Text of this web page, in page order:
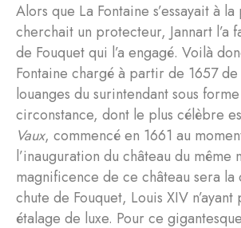
Alors que La Fontaine s’essayait à
cherchait un protecteur, Jannart l’a
de Fouquet qui l’a engagé. Voilà
Fontaine chargé à partir de 1657
louanges du surintendant sous
circonstance, dont le plus célèbre
Vaux, commencé en 1661 au
l’inauguration du château du même
magnificence de ce château sera la
chute de Fouquet, Louis XIV
étalage de luxe. Pour ce